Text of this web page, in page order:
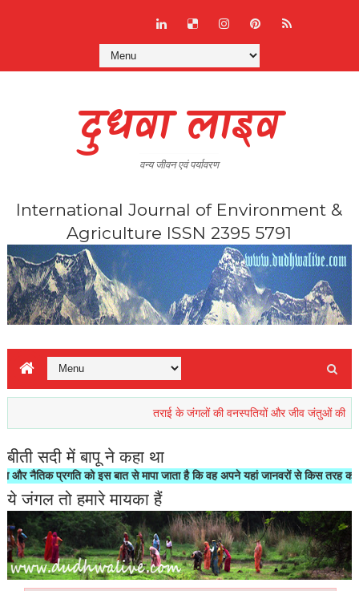
दुधवा लाइव
वन्य जीवन एवं पर्यावरण
International Journal of Environment &
Agriculture ISSN 2395 5791
तराई के जंगलों की वनस्पतियों और जीव जंतुओं की रिहाइश
बीती सदी में बापू ने कहा था
प्रगति को इस बात से मापा जाता है कि वह अपने यहां जानवरों से किस तरह का सलूक
ये जंगल तो हमारे मायका हैं